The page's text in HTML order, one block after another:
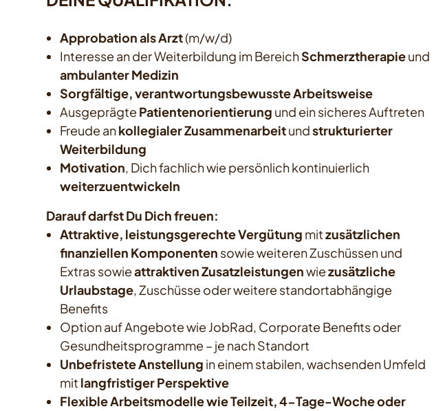
Approbation als Arzt(m/w/d)
Interesse an der Weiterbildung im BereichSchmerztherapieund
ambulanter Medizin
Sorgfältige, verantwortungsbewusste Arbeitsweise
Ausgeprägte Patientenorientierung und ein sicheres Auftreten
Freude ankollegialer Zusammenarbeitundstrukturierter
Weiterbildung
Motivation, Dich fachlich wie persönlich kontinuierlich
weiterzuentwickeln
Darauf darfst Du Dich freuen:
Attraktive, leistungsgerechte Vergütung mitzusätzlichen
finanziellen Komponenten sowie weiteren Zuschüssen und
Extras sowieattraktiven Zusatzleistungenwiezusätzliche
Urlaubstage, Zuschüsse oder weitere standortabhängige
Benefits
Option auf Angebote wie JobRad, Corporate Benefits oder
Gesundheitsprogramme – je nach Standort
Unbefristete Anstellung in einem stabilen, wachsenden Umfeld
mit langfristiger Perspektive
Flexible Arbeitsmodelle wie Teilzeit, 4-Tage-Woche oder